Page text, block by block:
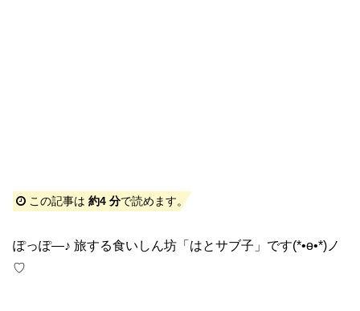
この記事は約4 分で読めます。
ぽっぽ―♪ 旅する食いしん坊「はとサブ子」です(*•ө•*)ノ
♡